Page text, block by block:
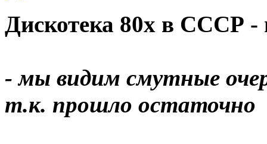
Дискотека 80х в СССР -
- мы видим смутные
т.к. прошло остаточно